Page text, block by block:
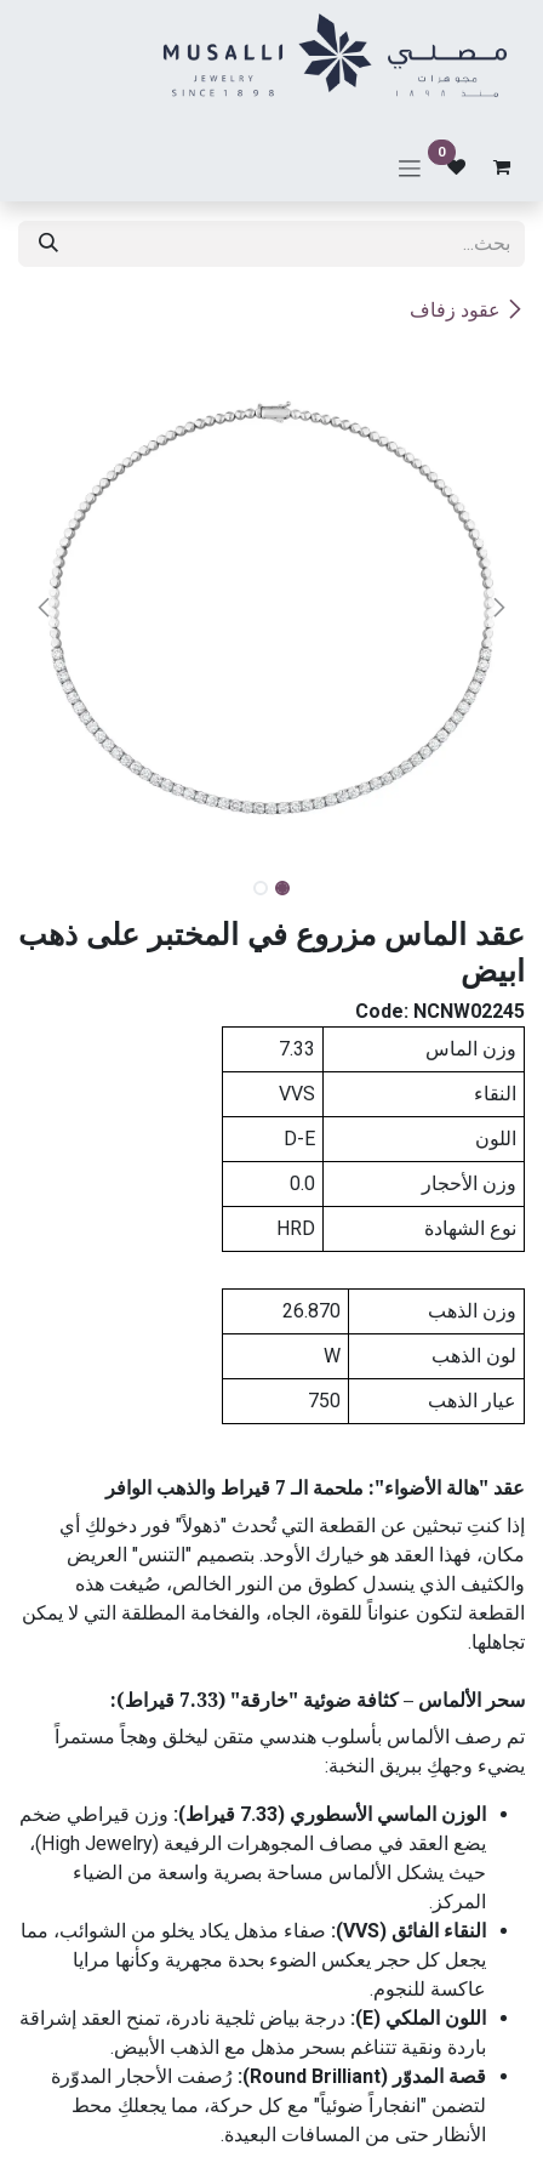
0
عقود زفاف
عقد الماس مزروع في المختبر على ذهب
ابيض
Code: NCNW02245
وزن الماس
7.33
النقاء
VVS
اللون
D-E
وزن الأحجار
0.0
نوع الشهادة
HRD
وزن الذهب
26.870
لون الذهب
W
عيار الذهب
750
عقد "هالة الأضواء": ملحمة الـ 7 قيراط والذهب الوافر
إذا كنتِ تبحثين عن القطعة التي تُحدث "ذهولاً" فور دخولكِ أي
مكان، فهذا العقد هو خيارك الأوحد. بتصميم "التنس" العريض
والكثيف الذي ينسدل كطوق من النور الخالص، صُيغت هذه
القطعة لتكون عنواناً للقوة، الجاه، والفخامة المطلقة التي لا يمكن
تجاهلها.
سحر الألماس – كثافة ضوئية "خارقة" (7.33 قيراط):
تم رصف الألماس بأسلوب هندسي متقن ليخلق وهجاً مستمراً
يضيء وجهكِ ببريق النخبة:
الوزن الماسي الأسطوري (7.33 قيراط):
وزن قيراطي ضخم
يضع العقد في مصاف المجوهرات الرفيعة (High Jewelry)،
حيث يشكل الألماس مساحة بصرية واسعة من الضياء
المركز.
النقاء الفائق (VVS):
صفاء مذهل يكاد يخلو من الشوائب، مما
يجعل كل حجر يعكس الضوء بحدة مجهرية وكأنها مرايا
عاكسة للنجوم.
اللون الملكي (E):
درجة بياض ثلجية نادرة، تمنح العقد إشراقة
باردة ونقية تتناغم بسحر مذهل مع الذهب الأبيض.
قصة المدوّر (Round Brilliant):
رُصفت الأحجار المدوّرة
لتضمن "انفجاراً ضوئياً" مع كل حركة، مما يجعلكِ محط
الأنظار حتى من المسافات البعيدة.